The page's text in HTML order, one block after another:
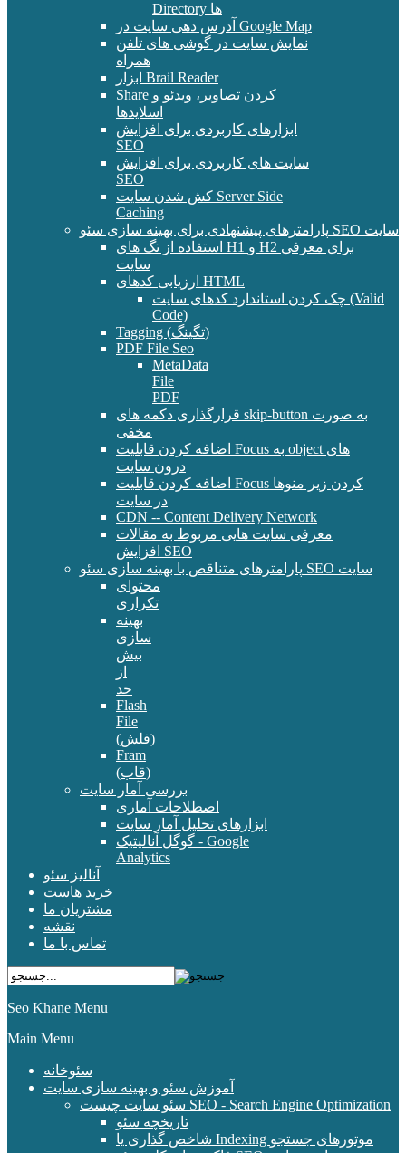
Directory ها
آدرس دهی سایت در Google Map
نمایش سایت در گوشی های تلفن
همراه
ابزار Brail Reader
Share کردن تصاویر، ویدئو و
اسلایدها
ابزارهای کاربردی برای افزایش
SEO
سایت های کاربردی برای افزایش
SEO
کش شدن سایت Server Side
Caching
پارامترهای پیشنهادی برای بهینه سازی سئو SEO سایت
استفاده از تگ های H1 و H2 برای معرفی
سایت
ارزیابی کدهای HTML
چک کردن استاندارد کدهای سایت (Valid
Code)
Tagging (تگینگ)
PDF File Seo
MetaData
File
PDF
قرارگذاری دکمه های skip-button به صورت
مخفی
اضافه کردن قابلیت Focus به object های
درون سایت
اضافه کردن قابلیت Focus کردن زیر منوها
در سایت
CDN -- Content Delivery Network
معرفی سایت هایی مربوط به مقالات
افزایش SEO
پارامترهای متناقص با بهینه سازی سئو SEO سایت
محتوای
تکراری
بهینه
سازی
بیش
از
حد
Flash
File
(فلش)
Fram
(قاب)
بررسی آمار سایت
اصطلاحات آماری
ابزارهای تحلیل آمار سایت
گوگل آنالیتیک - Google
Analytics
آنالیز سئو
خرید هاست
مشتریان ما
نقشه
تماس با ما
Seo Khane Menu
Main Menu
سئوخانه
آموزش سئو و بهینه سازی سایت
سئو سایت چیست SEO - Search Engine Optimization
تاریخچه سئو
شاخص گذاری یا Indexing موتورهای جستجو